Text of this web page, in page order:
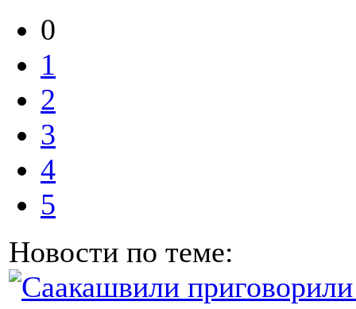
0
1
2
3
4
5
Новости по теме: